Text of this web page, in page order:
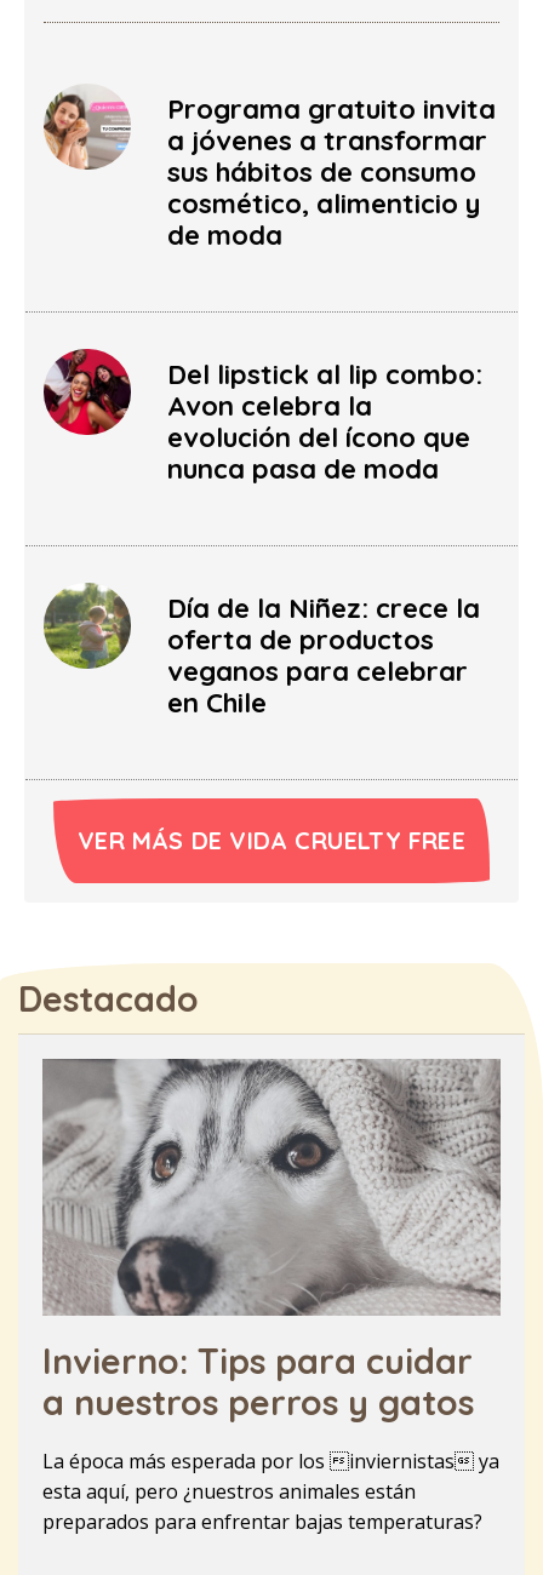
Programa gratuito invita
a jóvenes a transformar
sus hábitos de consumo
cosmético, alimenticio y
de moda
Del lipstick al lip combo:
Avon celebra la
evolución del ícono que
nunca pasa de moda
Día de la Niñez: crece la
oferta de productos
veganos para celebrar
en Chile
VER MÁS DE VIDA CRUELTY FREE
Destacado
Invierno: Tips para cuidar
a nuestros perros y gatos
La época más esperada por los inviernistas ya
esta aquí, pero ¿nuestros animales están
preparados para enfrentar bajas temperaturas?